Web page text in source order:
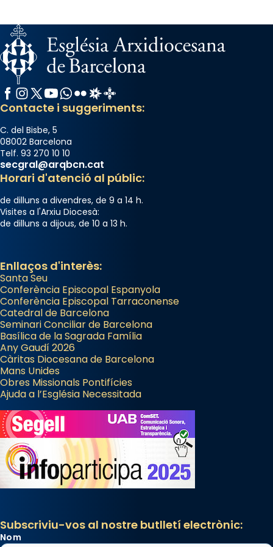
Facebook
Instagram
X / Twitter
YouTube
WhatsApp
FlickrRadio Estel
Catalunya Cristiana
Contacte i suggeriments:
C. del Bisbe, 5
08002 Barcelona
Telf. 93 270 10 10
secgral@arqbcn.cat
Horari d'atenció al públic:
de dilluns a divendres, de 9 a 14 h.
Visites a l'Arxiu Diocesà:
de dilluns a dijous, de 10 a 13 h.
Enllaços d'interès:
Santa Seu
Conferència Episcopal Espanyola
Conferència Episcopal Tarraconense
Catedral de Barcelona
Seminari Conciliar de Barcelona
Basílica de la Sagrada Família
Any Gaudí 2026
Càritas Diocesana de Barcelona
Mans Unides
Obres Missionals Pontifícies
Ajuda a l’Església Necessitada
Subscriviu-vos al nostre butlletí electrònic:
Nom